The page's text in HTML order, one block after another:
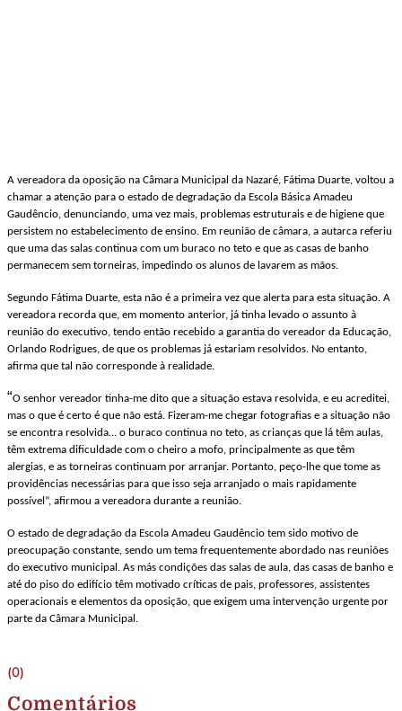
A vereadora da oposição na Câmara Municipal da Nazaré, Fátima Duarte, voltou a
chamar a atenção para o estado de degradação da Escola Básica Amadeu
Gaudêncio, denunciando, uma vez mais, problemas estruturais e de higiene que
persistem no estabelecimento de ensino. Em reunião de câmara, a autarca referiu
que uma das salas continua com um buraco no teto e que as casas de banho
permanecem sem torneiras, impedindo os alunos de lavarem as mãos.
Segundo Fátima Duarte, esta não é a primeira vez que alerta para esta situação. A
vereadora recorda que, em momento anterior, já tinha levado o assunto à
reunião do executivo, tendo então recebido a garantia do vereador da Educação,
Orlando Rodrigues, de que os problemas já estariam resolvidos. No entanto,
afirma que tal não corresponde à realidade.
“O senhor vereador tinha-me dito que a situação estava resolvida, e eu acreditei,
mas o que é certo é que não está. Fizeram-me chegar fotografias e a situação não
se encontra resolvida… o buraco continua no teto, as crianças que lá têm aulas,
têm extrema dificuldade com o cheiro a mofo, principalmente as que têm
alergias, e as torneiras continuam por arranjar. Portanto, peço-lhe que tome as
providências necessárias para que isso seja arranjado o mais rapidamente
possível”, afirmou a vereadora durante a reunião.
O estado de degradação da Escola Amadeu Gaudêncio tem sido motivo de
preocupação constante, sendo um tema frequentemente abordado nas reuniões
do executivo municipal. As más condições das salas de aula, das casas de banho e
até do piso do edifício têm motivado críticas de pais, professores, assistentes
operacionais e elementos da oposição, que exigem uma intervenção urgente por
parte da Câmara Municipal.
(0)
Comentários